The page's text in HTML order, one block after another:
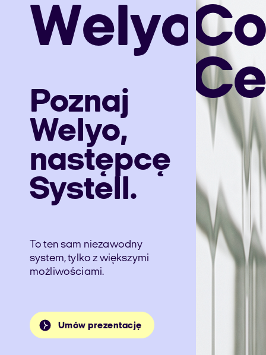
Welyo
Poznaj
Welyo,
następcę
Systell.
To ten sam niezawodny
system, tylko z większymi
możliwościami.
Umów prezentację